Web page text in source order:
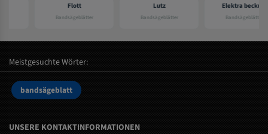
Bandsägeblätter Bandsägeblätter
Elektra beckum
Bandsägeblätter
Meistgesuchte Wörter:
bandsägeblatt
UNSERE KONTAKTINFORMATIONEN